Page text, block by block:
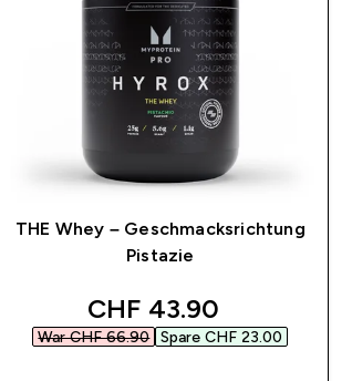
THE Whey – Geschmacksrichtung
Pistazie
discounted price
CHF 43.90‎
War CHF 66.90‎ Spare CHF 23.00‎